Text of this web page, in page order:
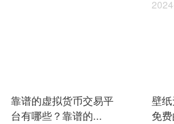
靠谱的虚拟货币交易平
台有哪些？靠谱的...
壁纸
免